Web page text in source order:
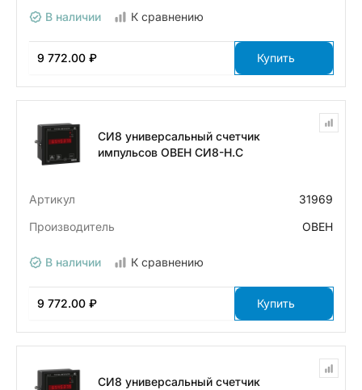
В наличии К сравнению
9 772.00 ₽ Купить
СИ8 универсальный счетчик
импульсов ОВЕН СИ8-Н.С
Артикул
31969
Производитель
ОВЕН
В наличии К сравнению
9 772.00 ₽ Купить
СИ8 универсальный счетчик